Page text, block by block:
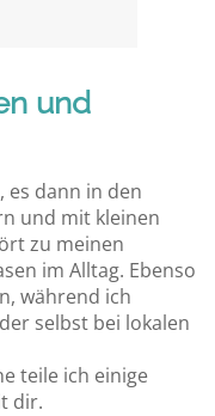
und
es dann in den
und mit kleinen
zu meinen
im Alltag. Ebenso
während ich
selbst bei lokalen
teile ich einige
dir.